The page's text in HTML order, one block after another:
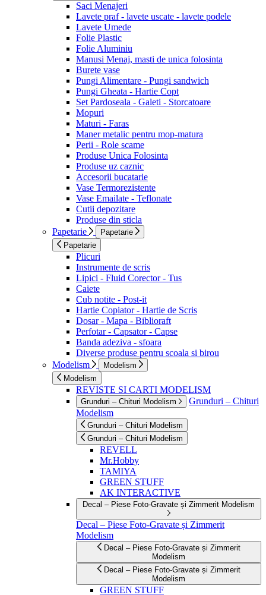
Saci Menajeri
Lavete praf - lavete uscate - lavete podele
Lavete Umede
Folie Plastic
Folie Aluminiu
Manusi Menaj, masti de unica folosinta
Burete vase
Pungi Alimentare - Pungi sandwich
Pungi Gheata - Hartie Copt
Set Pardoseala - Galeti - Storcatoare
Mopuri
Maturi - Faras
Maner metalic pentru mop-matura
Perii - Role scame
Produse Unica Folosinta
Produse uz caznic
Accesorii bucatarie
Vase Termorezistente
Vase Emailate - Teflonate
Cutii depozitare
Produse din sticla
Papetarie
Papetarie
Papetarie
Plicuri
Instrumente de scris
Lipici - Fluid Corector - Tus
Caiete
Cub notite - Post-it
Hartie Copiator - Hartie de Scris
Dosar - Mapa - Biblioraft
Perfotar - Capsator - Capse
Banda adeziva - sfoara
Diverse produse pentru scoala si birou
Modelism
Modelism
Modelism
REVISTE SI CARTI MODELISM
Grunduri – Chituri Modelism
Grunduri – Chituri
Modelism
Grunduri – Chituri Modelism
Grunduri – Chituri Modelism
REVELL
Mr.Hobby
TAMIYA
GREEN STUFF
AK INTERACTIVE
Decal – Piese Foto-Gravate și Zimmerit Modelism
Decal – Piese Foto-Gravate și Zimmerit
Modelism
Decal – Piese Foto-Gravate și Zimmerit
Modelism
Decal – Piese Foto-Gravate și Zimmerit
Modelism
GREEN STUFF